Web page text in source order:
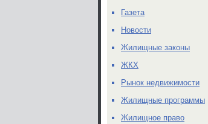
Газета
Новости
Жилищные законы
ЖКХ
Рынок недвижимости
Жилищные программы
Жилищное право